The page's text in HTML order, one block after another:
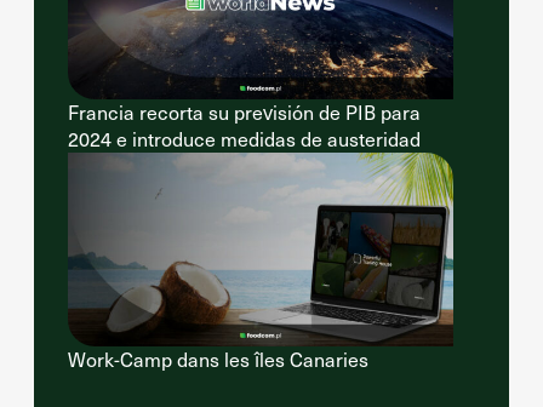
Francia recorta su previsión de PIB para
2024 e introduce medidas de austeridad
Work-Camp dans les îles Canaries